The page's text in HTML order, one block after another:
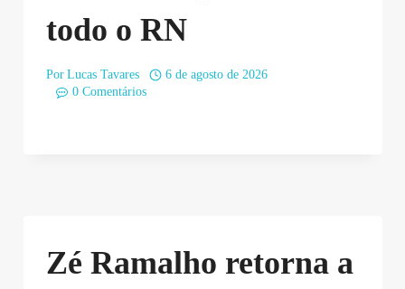
todo o RN
Por Lucas Tavares
6 de agosto de 2026
0 Comentários
Zé Ramalho retorna a